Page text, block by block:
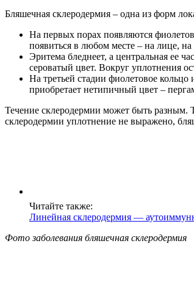
Бляшечная склеродермия – одна из форм
На первых порах появляются
появиться в любом месте – на лице,
Эритема бледнеет, а центральная ее
сероватый цвет. Вокруг уплотнения
На третьей стадии фиолетовое кольцо
приобретает нетипичный цвет –
Течение склеродермии может быть разным.
склеродермии уплотнение не выражено,
Читайте также:
Линейная склеродермия —
Фото заболевания бляшечная склеродермия